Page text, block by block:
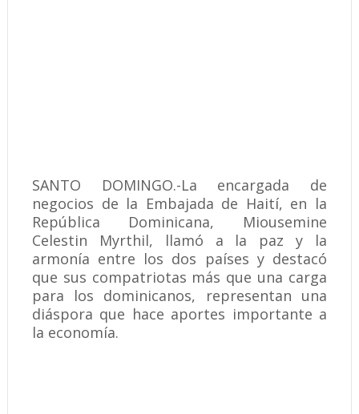
SANTO DOMINGO.-La encargada de
negocios de la Embajada de Haití, en la
República Dominicana, Miousemine
Celestin Myrthil, llamó a la paz y la
armonía entre los dos países y destacó
que sus compatriotas más que una carga
para los dominicanos, representan una
diáspora que hace aportes importante a
la economía.